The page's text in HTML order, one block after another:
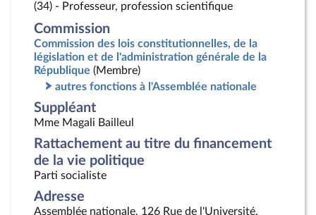
(34) - Professeur, profession scientifique
Commission
Commission des lois constitutionnelles, de la
législation et de l'administration générale de la
République (Membre)
autres fonctions à l'Assemblée nationale
Suppléant
Mme Magali Bailleul
Rattachement au titre du financement
de la vie politique
Parti socialiste
Adresse
Assemblée nationale, 126 Rue de l'Université,